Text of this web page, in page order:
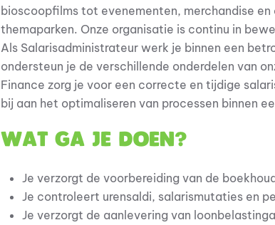
bioscoopfilms tot evenementen, merchandise
themaparken. Onze organisatie is continu in
Als Salarisadministrateur werk je binnen een
ondersteun je de verschillende onderdelen van
Finance zorg je voor een correcte en tijdige
bij aan het optimaliseren van processen binnen
Wat ga je doen?
Je verzorgt de voorbereiding van de
Je controleert urensaldi, salarismutaties en
Je verzorgt de aanlevering van